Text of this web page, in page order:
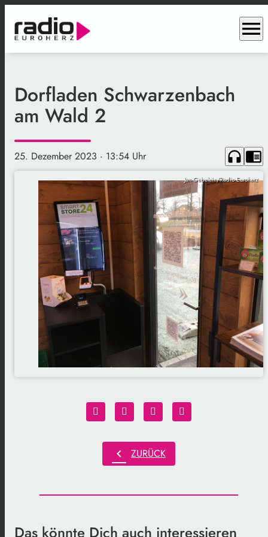
menu
Dorfladen Schwarzenbach
am Wald 2
25. Dezember 2023 · 13:54 Uhr headphones chrome_reader_mode
Jan Gebelein/Radio Euroherz
chevron_left ZURÜCK
Das könnte Dich auch interessieren